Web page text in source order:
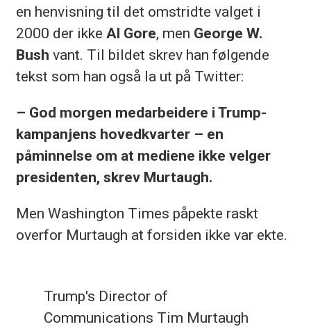
en henvisning til det omstridte valget i
2000 der ikke Al Gore, men George W.
Bush vant. Til bildet skrev han følgende
tekst som han også la ut på Twitter:
– God morgen medarbeidere i Trump-
kampanjens hovedkvarter – en
påminnelse om at mediene ikke velger
presidenten, skrev Murtaugh.
Men Washington Times påpekte raskt
overfor Murtaugh at forsiden ikke var ekte.
Trump's Director of
Communications Tim Murtaugh